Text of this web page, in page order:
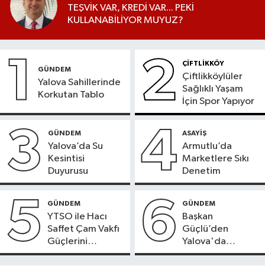
TEŞVİK VAR, KREDİ VAR... PEKİ
KULLANABİLİYOR MUYUZ?
1 GÜNDEM
Yalova Sahillerinde
Korkutan Tablo
2 ÇİFTLİKKÖY
Çiftlikköylüler
Sağlıklı Yaşam
İçin Spor Yapıyor
3 GÜNDEM
Yalova’da Su
Kesintisi
Duyurusu
4 ASAYİŞ
Armutlu’da
Marketlere Sıkı
Denetim
5 GÜNDEM
YTSO ile Hacı
Saffet Çam Vakfı
Güçlerini
Birleştirdi
6 GÜNDEM
Başkan
Güçlü’den
Yalova'da
OSB'ler İçin